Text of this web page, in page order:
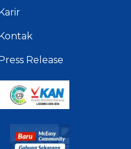
Karir
Kontak
Press Release